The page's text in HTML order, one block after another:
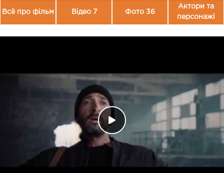
Всё про фільм Відео 7 Фото 36
Актори та
персонажі